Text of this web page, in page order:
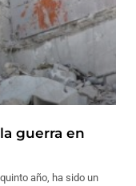
guerra en
año, ha sido un